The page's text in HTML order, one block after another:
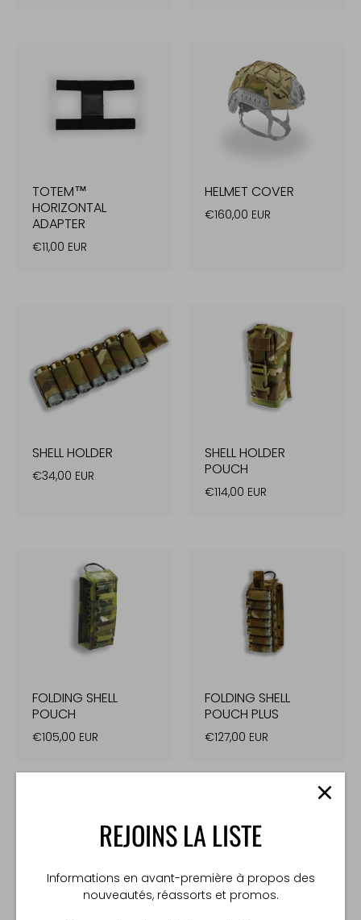
TOTEM™
HORIZONTAL
ADAPTER
€11,00 EUR
HELMET COVER
€160,00 EUR
SHELL HOLDER
€34,00 EUR
SHELL HOLDER
POUCH
€114,00 EUR
FOLDING SHELL
POUCH
€105,00 EUR
FOLDING SHELL
POUCH PLUS
€127,00 EUR
REJOINS LA LISTE
Informations en avant-première à propos des
nouveautés, réassorts et promos.